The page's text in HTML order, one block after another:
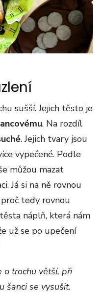
sušší. Jejich těsto je
. Na rozdíl
. Jejich tvary jsou
vypečené. Podle
můžou mazat
Já si na ně rovnou
tedy rovnou
náplň, která nám
už se po upečení
o trochu větší, při
šanci se vysušit.